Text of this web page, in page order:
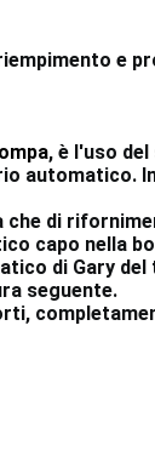
e
, è l'uso
automatico.
che di
capo nella
di Gary
seguente.